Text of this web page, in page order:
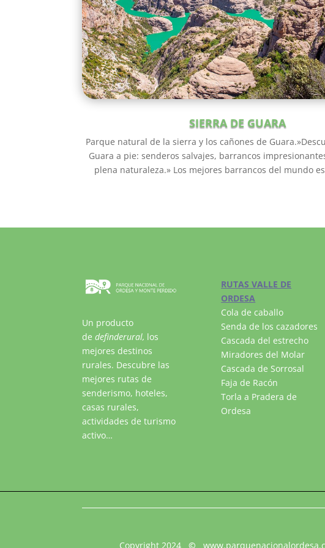
SIERRA DE GUARA
Parque natural de la sierra y los cañones de
Guara a pie: senderos salvajes, barrancos
plena naturaleza.» Los mejores barrancos del mundo
Un producto
dedefinderural, los
mejores destinos
rurales. Descubre las
mejores rutas de
senderismo, hoteles,
casas rurales,
actividades de turismo
activo…
RUTAS VALLE DE
ORDESA
Cola de caballo
Senda de los cazadores
Cascada del estrecho
Miradores del Molar
Cascada de Sorrosal
Faja de Racón
Torla a Pradera de
Ordesa
Copyright 2024 ©